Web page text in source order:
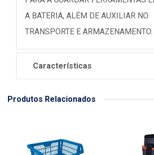
A BATERIA, ALÉM DE AUXILIAR NO
TRANSPORTE E ARMAZENAMENTO.
Características
Produtos Relacionados